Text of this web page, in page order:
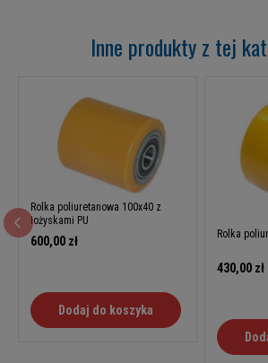
Inne produkty z tej
Rolka poliuretanowa 100x40 z
łożyskami PU
600,00 zł
Dodaj do koszyka
Rolka
430,00 zł